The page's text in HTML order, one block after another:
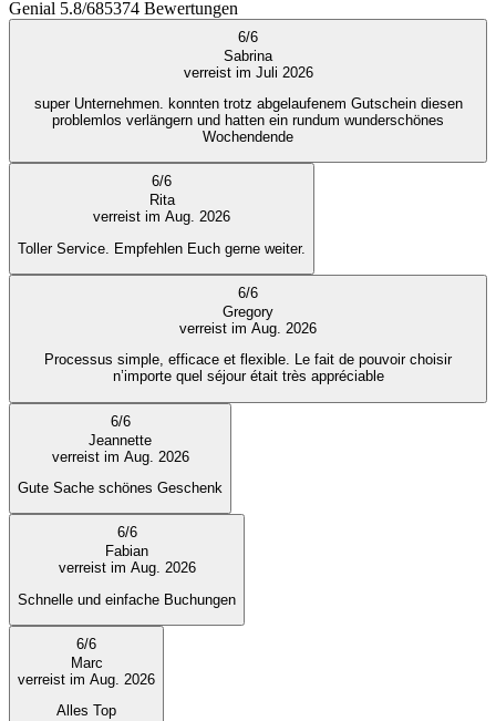
Genial 5.8/685374 Bewertungen
6/6
Sabrina
verreist im Juli 2026
super Unternehmen. konnten trotz abgelaufenem Gutschein diesen
problemlos verlängern und hatten ein rundum wunderschönes
Wochendende
6/6
Rita
verreist im Aug. 2026
Toller Service. Empfehlen Euch gerne weiter.
6/6
Gregory
verreist im Aug. 2026
Processus simple, efficace et flexible. Le fait de pouvoir choisir
n’importe quel séjour était très appréciable
6/6
Jeannette
verreist im Aug. 2026
Gute Sache schönes Geschenk
6/6
Fabian
verreist im Aug. 2026
Schnelle und einfache Buchungen
6/6
Marc
verreist im Aug. 2026
Alles Top